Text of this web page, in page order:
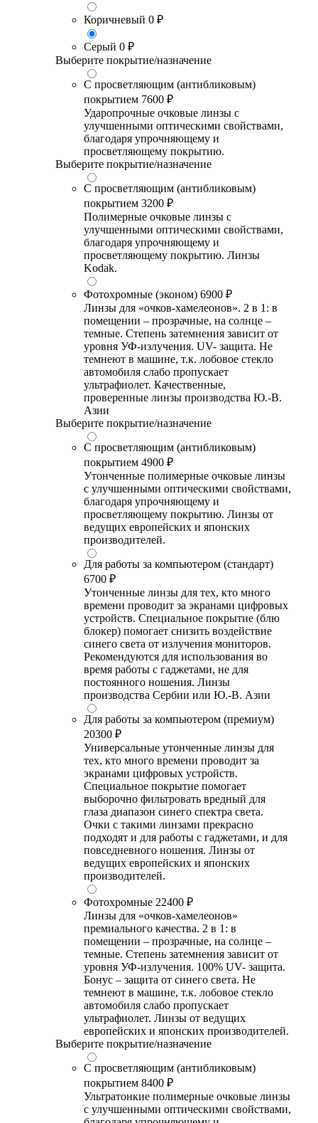
Коричневый 0 ₽
Серый 0 ₽
Выберите покрытие/назначение
С просветляющим (антибликовым)
покрытием 7600 ₽
Ударопрочные очковые линзы с
улучшенными оптическими свойствами,
благодаря упрочняющему и
просветляющему покрытию.
Выберите покрытие/назначение
С просветляющим (антибликовым)
покрытием 3200 ₽
Полимерные очковые линзы с
улучшенными оптическими свойствами,
благодаря упрочняющему и
просветляющему покрытию. Линзы
Kodak.
Фотохромные (эконом) 6900 ₽
Линзы для «очков-хамелеонов». 2 в 1: в
помещении – прозрачные, на солнце –
темные. Степень затемнения зависит от
уровня УФ-излучения. UV- защита. Не
темнеют в машине, т.к. лобовое стекло
автомобиля слабо пропускает
ультрафиолет. Качественные,
проверенные линзы производства Ю.-В.
Азии
Выберите покрытие/назначение
С просветляющим (антибликовым)
покрытием 4900 ₽
Утонченные полимерные очковые линзы
с улучшенными оптическими свойствами,
благодаря упрочняющему и
просветляющему покрытию. Линзы от
ведущих европейских и японских
производителей.
Для работы за компьютером (стандарт)
6700 ₽
Утонченные линзы для тех, кто много
времени проводит за экранами цифровых
устройств. Специальное покрытие (блю
блокер) помогает снизить воздействие
синего света от излучения мониторов.
Рекомендуются для использования во
время работы с гаджетами, не для
постоянного ношения. Линзы
производства Сербии или Ю.-В. Азии
Для работы за компьютером (премиум)
20300 ₽
Универсальные утонченные линзы для
тех, кто много времени проводит за
экранами цифровых устройств.
Специальное покрытие помогает
выборочно фильтровать вредный для
глаза диапазон синего спектра света.
Очки с такими линзами прекрасно
подходят и для работы с гаджетами, и для
повседневного ношения. Линзы от
ведущих европейских и японских
производителей.
Фотохромные 22400 ₽
Линзы для «очков-хамелеонов»
премиального качества. 2 в 1: в
помещении – прозрачные, на солнце –
темные. Степень затемнения зависит от
уровня УФ-излучения. 100% UV- защита.
Бонус – защита от синего света. Не
темнеют в машине, т.к. лобовое стекло
автомобиля слабо пропускает
ультрафиолет. Линзы от ведущих
европейских и японских производителей.
Выберите покрытие/назначение
С просветляющим (антибликовым)
покрытием 8400 ₽
Ультратонкие полимерные очковые линзы
с улучшенными оптическими свойствами,